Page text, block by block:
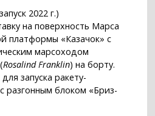
2022 г.)
на поверхность Марса
платформы «Казачок» с
марсоходом
Rosalind Franklin) на борту.
запуска ракету-
разгонным блоком «Бриз-